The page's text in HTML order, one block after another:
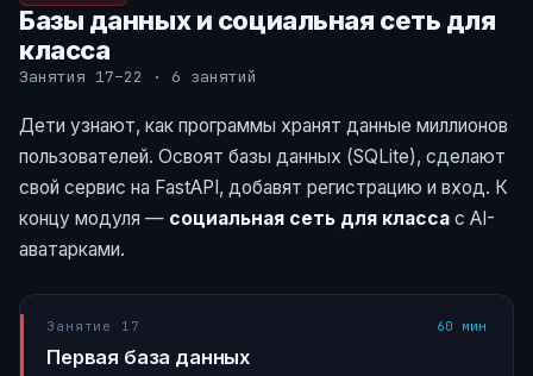
Базы данных и социальная сеть для
класса
Занятия 17–22 · 6 занятий
Дети узнают, как программы хранят данные миллионов
пользователей. Освоят базы данных (SQLite), сделают
свой сервис на FastAPI, добавят регистрацию и вход. К
концу модуля — социальная сеть для класса с AI-
аватарками.
Занятие 17 60 мин
Первая база данных